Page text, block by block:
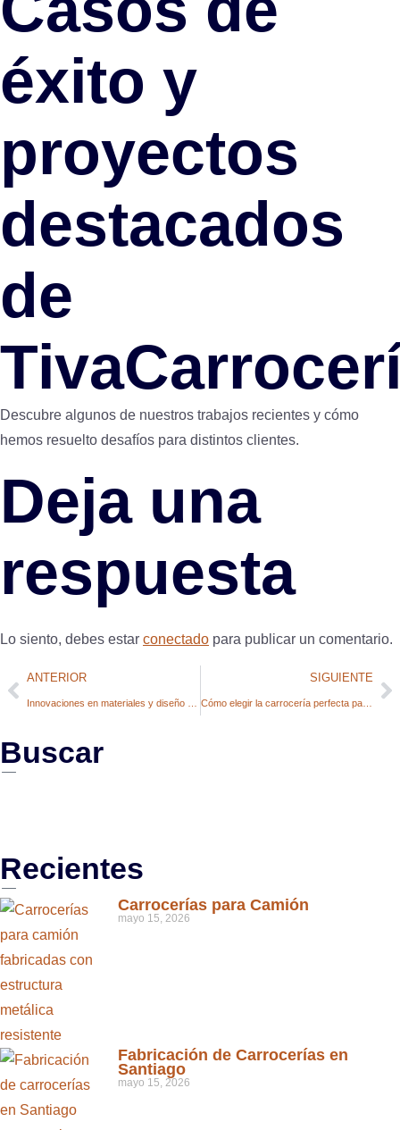
éxito y
proyectos
destacados
de
Descubre algunos de nuestros trabajos recientes y cómo
hemos resuelto desafíos para distintos clientes.
Deja una
respuesta
Lo siento, debes estar conectado para publicar un comentario.
ANTERIOR SIGUIENTE
Cómo elegir la carrocería perfecta para tu camión según el tipo de carga
Buscar
Recientes
Carrocerías para Camión
mayo 15, 2026
Fabricación de Carrocerías en
Santiago
mayo 15, 2026